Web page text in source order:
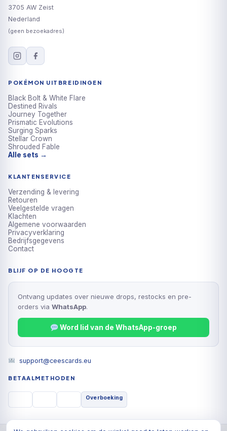
3705 AW Zeist
Nederland
(geen bezoekadres)
POKÉMON UITBREIDINGEN
Black Bolt & White Flare
Destined Rivals
Journey Together
Prismatic Evolutions
Surging Sparks
Stellar Crown
Shrouded Fable
Alle sets →
KLANTENSERVICE
Verzending & levering
Retouren
Veelgestelde vragen
Klachten
Algemene voorwaarden
Privacyverklaring
Bedrijfsgegevens
Contact
BLIJF OP DE HOOGTE
Ontvang updates over nieuwe drops, restocks en pre-
orders via WhatsApp.
Word lid van de WhatsApp-groep
support@ceescards.eu
BETAALMETHODEN
Overboeking